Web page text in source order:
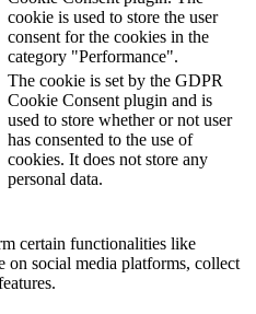
cookie is used to store the user
consent for the cookies in the
category "Performance".
The cookie is set by the GDPR
Cookie Consent plugin and is
used to store whether or not user
has consented to the use of
cookies. It does not store any
personal data.
certain functionalities like
on social media platforms, collect